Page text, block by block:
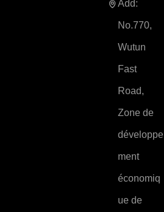
Add:
No.770,
Wutun
Fast
Road,
Zone de
développe
ment
économiq
ue de